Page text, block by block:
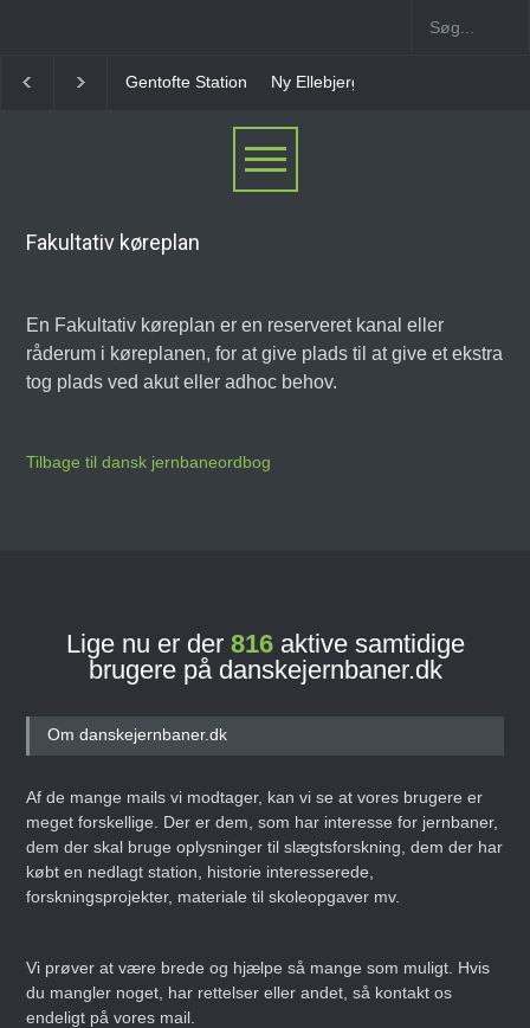
Gentofte Station Ny Ellebjerg Station [2006-2023]
Fakultativ køreplan
En Fakultativ køreplan er en reserveret kanal eller
råderum i køreplanen, for at give plads til at give et ekstra
tog plads ved akut eller adhoc behov.
Tilbage til dansk jernbaneordbog
Lige nu er der 816aktive samtidige
brugere på danskejernbaner.dk
Om danskejernbaner.dk
Af de mange mails vi modtager, kan vi se at vores brugere er
meget forskellige. Der er dem, som har interesse for jernbaner,
dem der skal bruge oplysninger til slægtsforskning, dem der har
købt en nedlagt station, historie interesserede,
forskningsprojekter, materiale til skoleopgaver mv.
Vi prøver at være brede og hjælpe så mange som muligt. Hvis
du mangler noget, har rettelser eller andet, så kontakt os
endeligt på vores mail.